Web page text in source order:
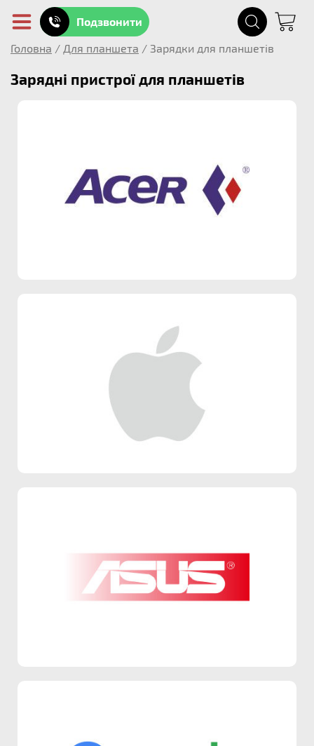
Подзвонити
Головна / Для планшета / Зарядки для планшетів
Зарядні пристрої для планшетів